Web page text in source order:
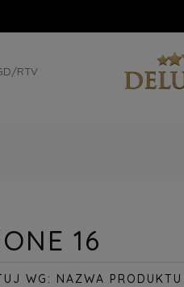
RTV
16
WG: NAZWA